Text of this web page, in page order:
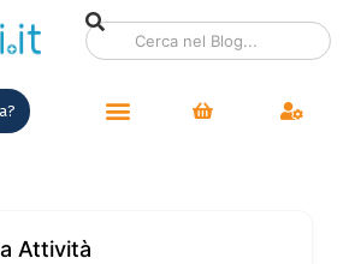
Attività